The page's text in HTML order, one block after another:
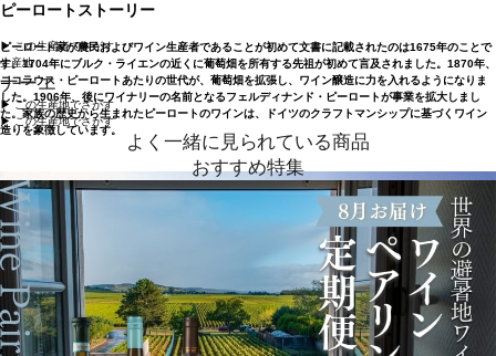
ピーロートストーリー
ピーロート家が農民およびワイン生産者であることが初めて文書に記載されたのは1675年のことで
す。1704年にブルク・ライエンの近くに葡萄畑を所有する先祖が初めて言及されました。1870年、
ニコラウス・ピーロートあたりの世代が、葡萄畑を拡張し、ワイン醸造に力を入れるようになりま
した。1906年、後にワイナリーの名前となるフェルディナンド・ピーロートが事業を拡大しまし
た。家族の歴史から生まれたピーロートのワインは、ドイツのクラフトマンシップに基づくワイン
造りを象徴しています。
▶︎ この生産者でさがす
生産地
ナーエ
▶︎ この生産地でさがす
▶︎ この生産地でさがす
よく一緒に見られている商品
おすすめ特集